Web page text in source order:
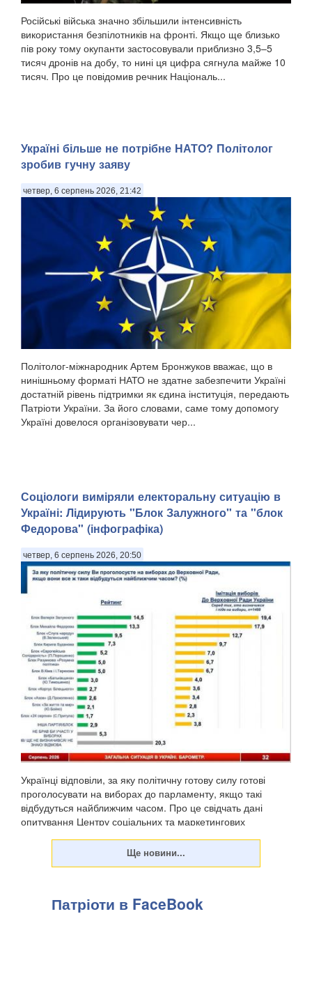
Російські війська значно збільшили інтенсивність
використання безпілотників на фронті. Якщо ще близько
пів року тому окупанти застосовували приблизно 3,5–5
тисяч дронів на добу, то нині ця цифра сягнула майже 10
тисяч. Про це повідомив речник Національ...
Україні більше не потрібне НАТО? Політолог
зробив гучну заяву
четвер, 6 серпень 2026, 21:42
Політолог-міжнародник Артем Бронжуков вважає, що в
нинішньому форматі НАТО не здатне забезпечити Україні
достатній рівень підтримки як єдина інституція, передають
Патріоти України. За його словами, саме тому допомогу
Україні довелося організовувати чер...
Соціологи виміряли електоральну ситуацію в
Україні: ​Лідирують "Блок Залужного" та "блок
Федорова" (інфографіка)
четвер, 6 серпень 2026, 20:50
Українці відповіли, за яку політичну готову силу готові
проголосувати на виборах до парламенту, якщо такі
відбудуться найближчим часом. Про це свідчать дані
опитування Центру соціальних та маркетингових
Патріоти в FaceBook